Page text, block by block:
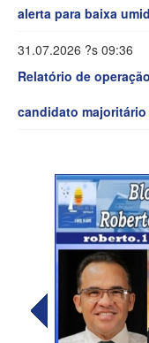
alerta para baixa
31.07.2026 ?s 09:36
Relatório de
candidato